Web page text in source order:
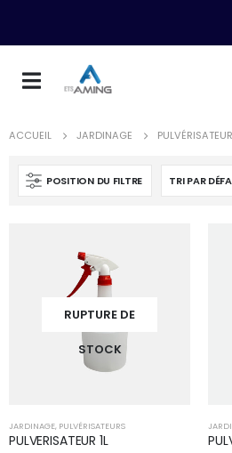
ACCUEIL JARDINAGE
POSITION DU FILTRE
RUPTURE DE
STOCK
JARDINAGE, PULVÉRISATEURS
PULVERISATEUR 1L